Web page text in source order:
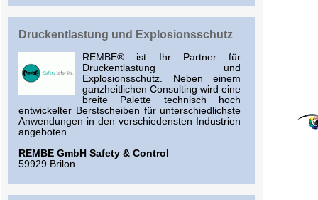
Druckentlastung und Explosionsschutz
REMBE® ist Ihr Partner für
Druckentlastung und
Explosionsschutz. Neben einem
ganzheitlichen Consulting wird eine
breite Palette technisch hoch
entwickelter Berstscheiben für unterschiedlichste
Anwendungen in den verschiedensten Industrien
angeboten.
REMBE GmbH Safety & Control
59929 Brilon